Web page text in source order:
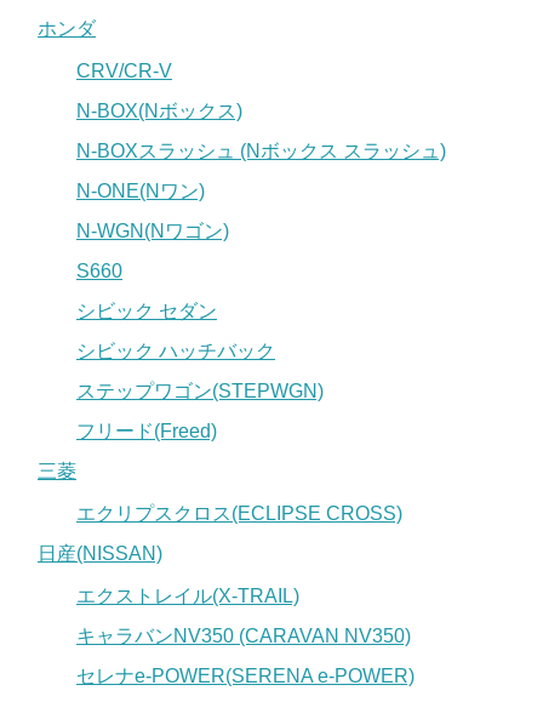
ホンダ
CRV/CR-V
N-BOX(Nボックス)
N-BOXスラッシュ (Nボックス スラッシュ)
N-ONE(Nワン)
N-WGN(Nワゴン)
S660
シビック セダン
シビック ハッチバック
ステップワゴン(STEPWGN)
フリード(Freed)
三菱
エクリプスクロス(ECLIPSE CROSS)
日産(NISSAN)
エクストレイル(X-TRAIL)
キャラバンNV350 (CARAVAN NV350)
セレナe-POWER(SERENA e-POWER)